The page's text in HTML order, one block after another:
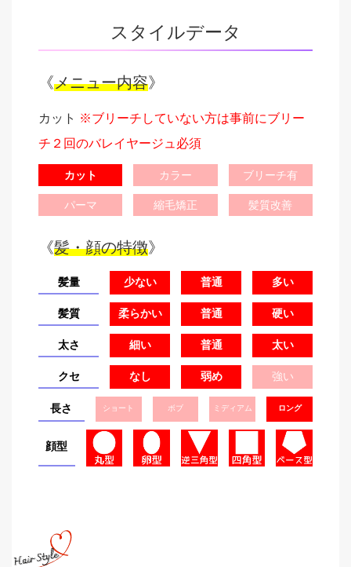
スタイルデータ
《メニュー内容》
カット ※ブリーチしていない方は事前にブリー
チ２回のバレイヤージュ必須
カット カラー ブリーチ有
パーマ 縮毛矯正 髪質改善
《髪・顔の特徴》
髪量 少ない 普通 多い
髪質 柔らかい 普通 硬い
太さ 細い 普通 太い
クセ なし 弱め 強い
長さ ショート ボブ ミディアム ロング
顔型